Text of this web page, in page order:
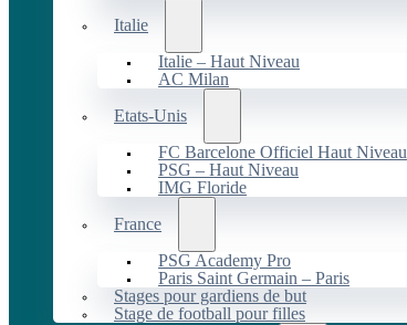
Italie
Italie – Haut Niveau
AC Milan
Etats-Unis
FC Barcelone Officiel Haut Niveau
PSG – Haut Niveau
IMG Floride
France
PSG Academy Pro
Paris Saint Germain – Paris
Stages pour gardiens de but
Stage de football pour filles